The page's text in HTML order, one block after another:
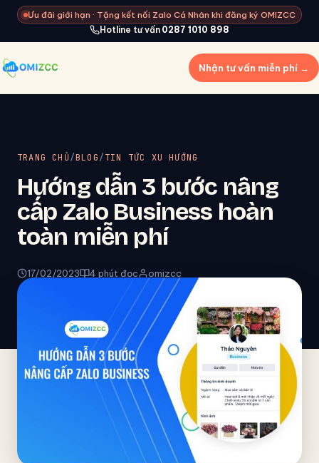
Ưu đãi giới hạn · Tặng kết nối Zalo Cá Nhân khi đăng ký OMIZCC
Hotline tư vấn 0287 1010 898
Nhận tư vấn miễn phí →
TRANG CHỦ/BLOG/TIN TỨC XU HƯỚNG
Hướng dẫn 3 bước nâng
cấp Zalo Business hoàn
toàn miễn phí
17/02/2023 4 phút đọc omizcc